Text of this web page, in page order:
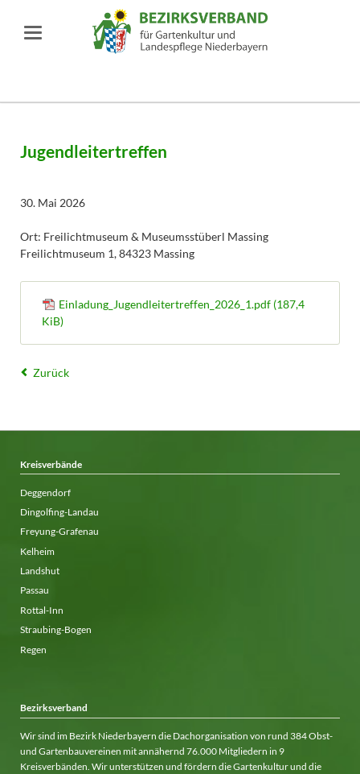
Jugendleitertreffen
30. Mai 2026
Ort: Freilichtmuseum & Museumsstüberl Massing
Freilichtmuseum 1, 84323 Massing
Einladung_Jugendleitertreffen_2026_1.pdf (187,4
KiB)
Zurück
Kreisverbände
Deggendorf
Dingolfing-Landau
Freyung-Grafenau
Kelheim
Landshut
Passau
Rottal-Inn
Straubing-Bogen
Regen
Bezirksverband
Wir sind im Bezirk Niederbayern die Dachorganisation von rund 384 Obst-
und Gartenbauvereinen mit annähernd 76.000 Mitgliedern in 9
Kreisverbänden. Wir unterstützen und fördern die Gartenkultur und die